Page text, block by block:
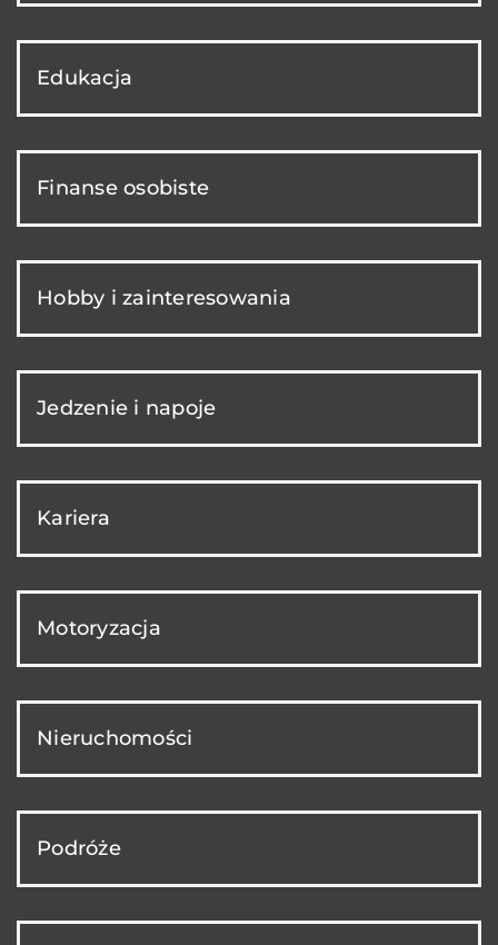
Edukacja
Finanse osobiste
Hobby i zainteresowania
Jedzenie i napoje
Kariera
Motoryzacja
Nieruchomości
Podróże